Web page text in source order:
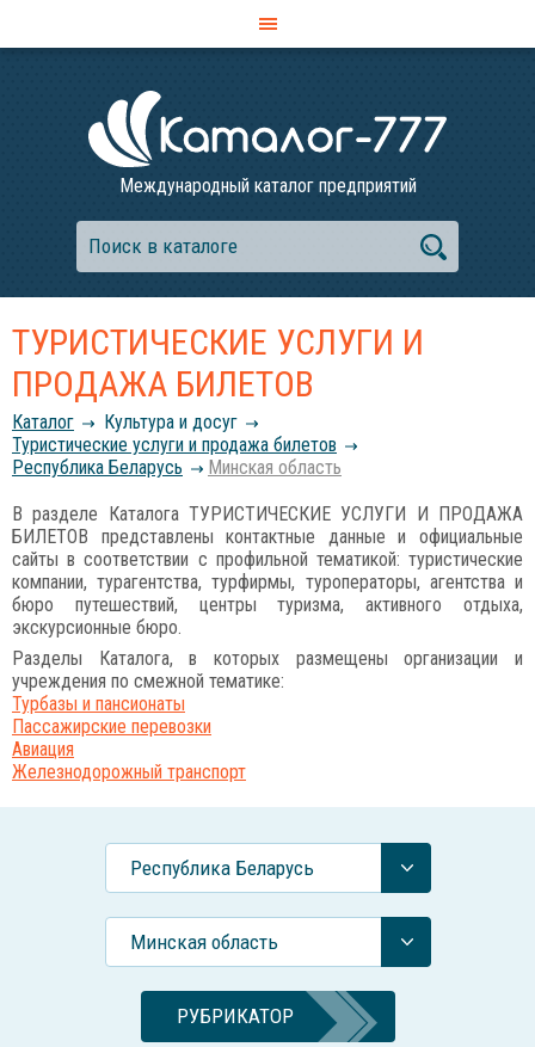
Международный каталог предприятий
ТУРИСТИЧЕСКИЕ УСЛУГИ И
ПРОДАЖА БИЛЕТОВ
Каталог
Культура и досуг
Туристические услуги и продажа билетов
Республика Беларусь
Минская область
В разделе Каталога ТУРИСТИЧЕСКИЕ УСЛУГИ И ПРОДАЖА
БИЛЕТОВ представлены контактные данные и официальные
сайты в соответствии с профильной тематикой: туристические
компании, турагентства, турфирмы, туроператоры, агентства и
бюро путешествий, центры туризма, активного отдыха,
экскурсионные бюро.
Разделы Каталога, в которых размещены организации и
учреждения по смежной тематике:
Турбазы и пансионаты
Пассажирские перевозки
Авиация
Железнодорожный транспорт
Республика Беларусь
Минская область
РУБРИКАТОР